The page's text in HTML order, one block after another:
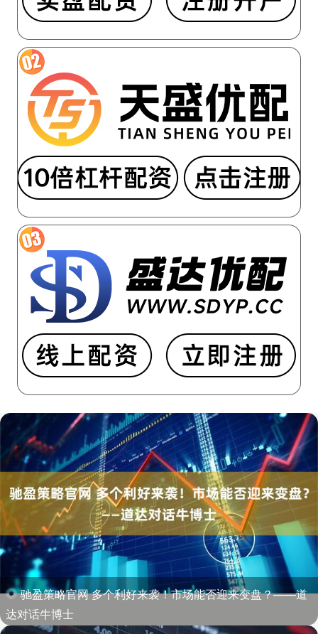
驰盈策略官网 多个利好来袭！市场能否迎来变盘？——道
达对话牛博士